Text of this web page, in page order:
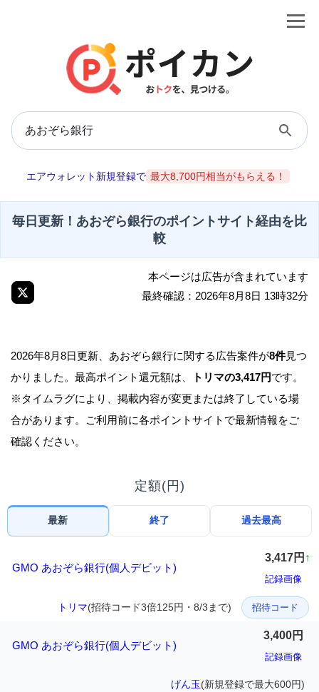
エアウォレット新規登録で 最大8,700円相当がもらえる！
毎日更新！あおぞら銀行のポイントサイト経由を比
較
本ページは広告が含まれています
最終確認：2026年8月8日 13時32分
2026年8月8日更新、あおぞら銀行に関する広告案件が8件見つ
かりました。最高ポイント還元額は、
トリマの3,417円です。
※タイムラグにより、掲載内容が変更または終了している場
合があります。ご利用前に各ポイントサイトで最新情報をご
確認ください。
定額(円)
最新 終了 過去最高
GMO あおぞら銀行(個人デビット)
3,417円 ↑
記録画像
トリマ(招待コード3倍125円・8/3まで) 招待コード
GMO あおぞら銀行(個人デビット)
3,400円
記録画像
げん玉(新規登録で最大600円)